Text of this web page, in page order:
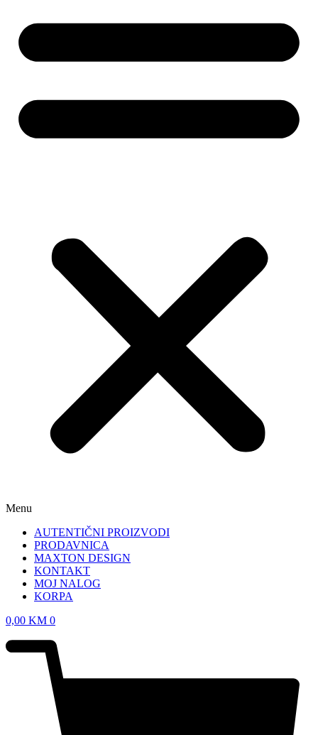
Menu
AUTENTIČNI PROIZVODI
PRODAVNICA
MAXTON DESIGN
KONTAKT
MOJ NALOG
KORPA
0,00 KM 0